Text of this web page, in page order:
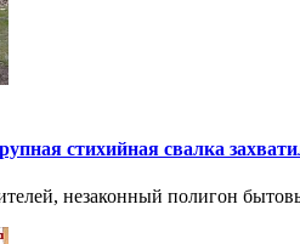
стихийная свалка
незаконный полигон